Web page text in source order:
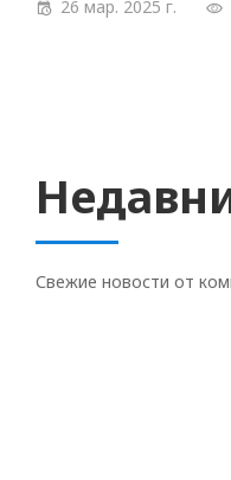
26 мар. 2025 г.
Свежие новости от